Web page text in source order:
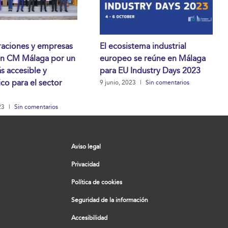
y empresas
CM Málaga por un
accesible y
para el sector
| Sin comentarios
El ecosistema industrial
europeo se reúne en Málaga
para EU Industry Days 2023
9 junio, 2023 | Sin comentarios
Aviso legal
Privacidad
Política de cookies
Seguridad de la información
Accesibilidad